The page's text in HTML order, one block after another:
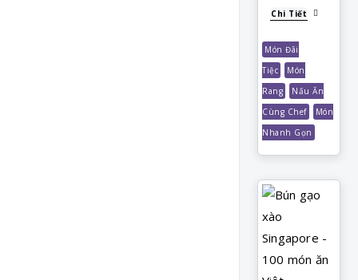
Chi Tiết
Món Đãi
Tiệc
Món
Rang
Nấu Ăn
Cùng Chef
Món
Nhanh Gọn